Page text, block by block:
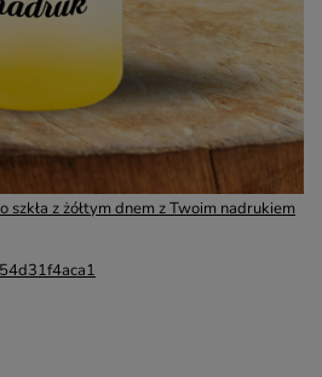
szkła z żółtym dnem z Twoim nadrukiem